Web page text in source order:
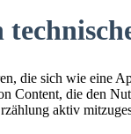
die sich wie eine
Content, die den
aktiv